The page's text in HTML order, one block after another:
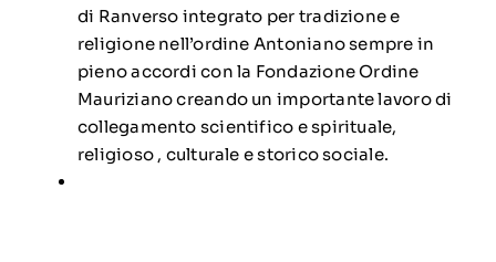
di Ranverso integrato per tradizione e
religione nell’ordine Antoniano sempre in
pieno accordi con la Fondazione Ordine
Mauriziano creando un importante lavoro di
collegamento scientifico e spirituale,
religioso , culturale e storico sociale.